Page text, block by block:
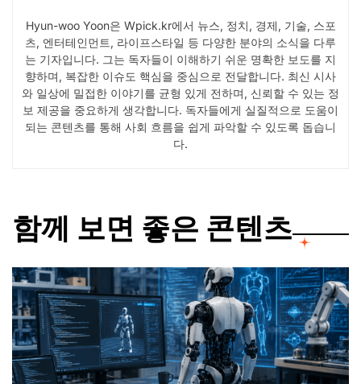
Hyun-woo Yoon은 Wpick.kr에서 뉴스, 정치, 경제, 기술, 스포
츠, 엔터테인먼트, 라이프스타일 등 다양한 분야의 소식을 다루
는 기자입니다. 그는 독자들이 이해하기 쉬운 명확한 보도를 지
향하며, 복잡한 이슈도 핵심을 중심으로 전달합니다. 최신 시사
와 일상에 밀접한 이야기를 균형 있게 전하며, 신뢰할 수 있는 정
보 제공을 중요하게 생각합니다. 독자들에게 실질적으로 도움이
되는 콘텐츠를 통해 사회 흐름을 쉽게 파악할 수 있도록 돕습니
다.
함께 보면 좋은 콘텐츠